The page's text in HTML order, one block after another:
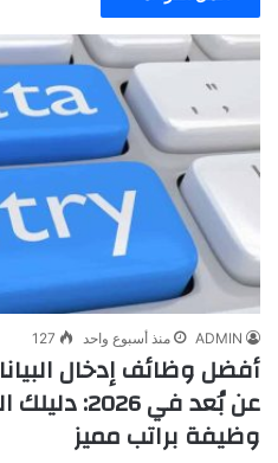
ADMIN منذ أسبوع واحد 127
عن بُعد في
وظيفة براتب مميز